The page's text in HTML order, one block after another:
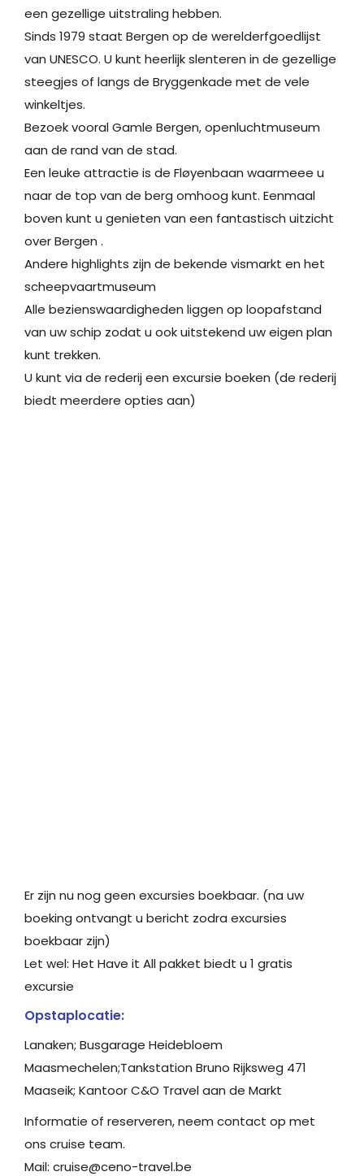
een gezellige uitstraling hebben.
Sinds 1979 staat Bergen op de werelderfgoedlijst
van UNESCO. U kunt heerlijk slenteren in de gezellige
steegjes of langs de Bryggenkade met de vele
winkeltjes.
Bezoek vooral Gamle Bergen, openluchtmuseum
aan de rand van de stad.
Een leuke attractie is de Fløyenbaan waarmeee u
naar de top van de berg omhoog kunt. Eenmaal
boven kunt u genieten van een fantastisch uitzicht
over Bergen .
Andere highlights zijn de bekende vismarkt en het
scheepvaartmuseum
Alle bezienswaardigheden liggen op loopafstand
van uw schip zodat u ook uitstekend uw eigen plan
kunt trekken.
U kunt via de rederij een excursie boeken (de rederij
biedt meerdere opties aan)
Er zijn nu nog geen excursies boekbaar. (na uw
boeking ontvangt u bericht zodra excursies
boekbaar zijn)
Let wel: Het Have it All pakket biedt u 1 gratis
excursie
Opstaplocatie:
Lanaken; Busgarage Heidebloem
Maasmechelen;Tankstation Bruno Rijksweg 471
Maaseik; Kantoor C&O Travel aan de Markt
Informatie of reserveren, neem contact op met
ons cruise team.
Mail: cruise@ceno-travel.be